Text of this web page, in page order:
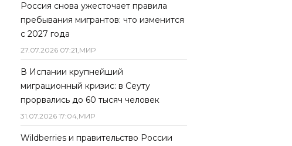
Россия снова ужесточает правила
пребывания мигрантов: что изменится
с 2027 года
27.07.2026 07:21,МИР
В Испании крупнейший
миграционный кризис: в Сеуту
прорвались до 60 тысяч человек
31.07.2026 17:04,МИР
Wildberries и правительство России